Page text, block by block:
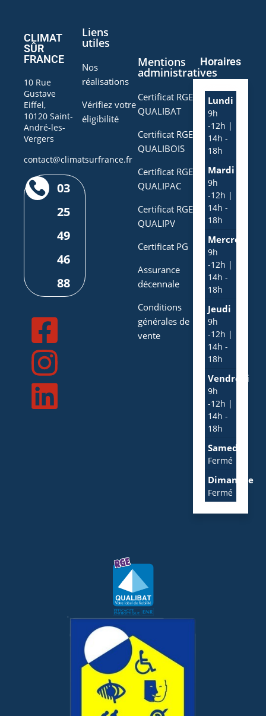
CLIMAT
SÛR
FRANCE
10 Rue
Gustave
Eiffel,
10120 Saint-
André-les-
Vergers
contact@climatsurfrance.fr
03
25
49
46
88
Liens
utiles
Nos
réalisations
Vérifiez votre
éligibilité
Mentions
administratives
Certificat RGE
QUALIBAT
Certificat RGE
QUALIBOIS
Certificat RGE
QUALIPAC
Certificat RGE
QUALIPV
Certificat PG
Assurance
décennale
Conditions
générales de
vente
Horaires
Lundi
9h
-12h |
14h -
18h
Mardi
9h
-12h |
14h -
18h
Mercredi
9h
-12h |
14h -
18h
Jeudi
9h
-12h |
14h -
18h
Vendredi
9h
-12h |
14h -
18h
Samedi
Fermé
Dimanche
Fermé